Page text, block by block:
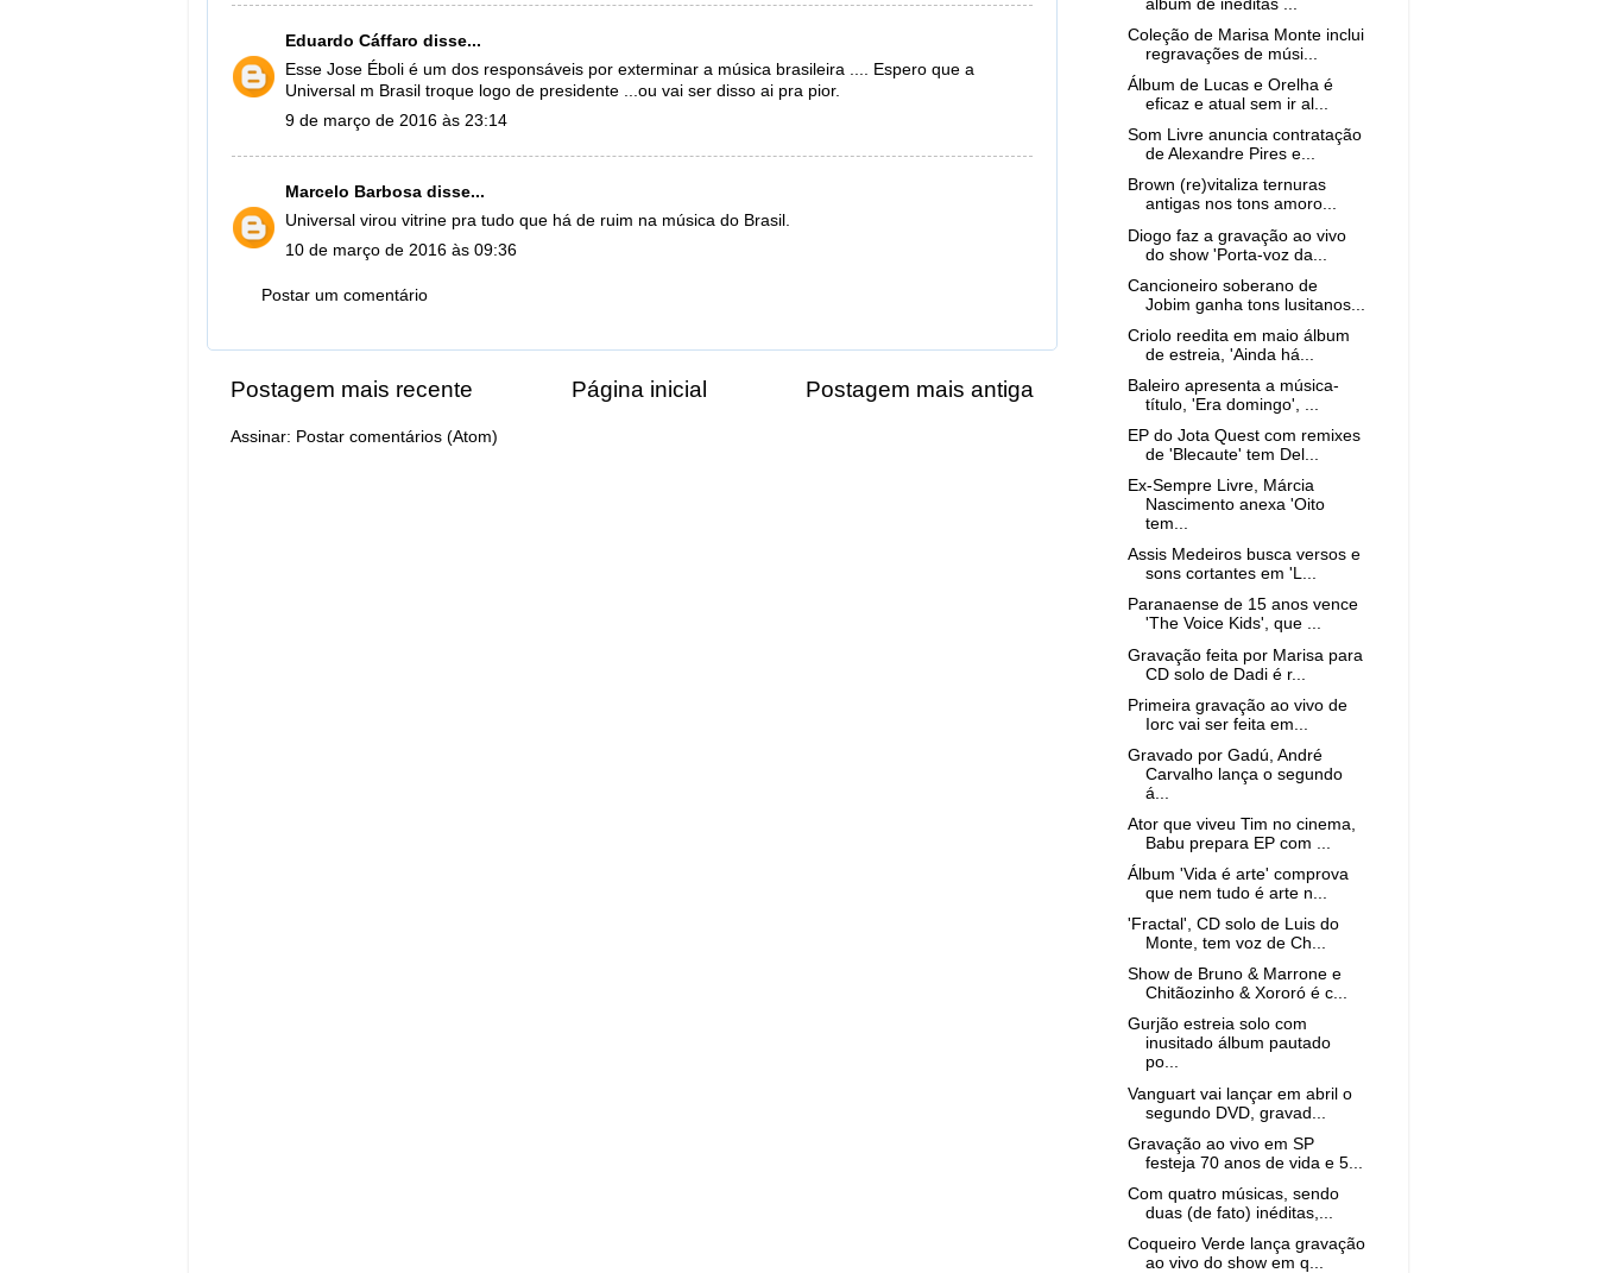
Eduardo Cáffaro disse...
Esse Jose Éboli é um dos responsáveis por exterminar a música brasileira .... Espero que a
Universal m Brasil troque logo de presidente ...ou vai ser disso ai pra pior.
9 de março de 2016 às 23:14
Marcelo Barbosa disse...
Universal virou vitrine pra tudo que há de ruim na música do Brasil.
10 de março de 2016 às 09:36
Postar um comentário
Postagem mais recente Postagem mais antiga
Página inicial
Assinar: Postar comentários (Atom)
álbum de inéditas ...
Coleção de Marisa Monte inclui
regravações de músi...
Álbum de Lucas e Orelha é
eficaz e atual sem ir al...
Som Livre anuncia contratação
de Alexandre Pires e...
Brown (re)vitaliza ternuras
antigas nos tons amoro...
Diogo faz a gravação ao vivo
do show 'Porta-voz da...
Cancioneiro soberano de
Jobim ganha tons lusitanos...
Criolo reedita em maio álbum
de estreia, 'Ainda há...
Baleiro apresenta a música-
título, 'Era domingo', ...
EP do Jota Quest com remixes
de 'Blecaute' tem Del...
Ex-Sempre Livre, Márcia
Nascimento anexa 'Oito
tem...
Assis Medeiros busca versos e
sons cortantes em 'L...
Paranaense de 15 anos vence
'The Voice Kids', que ...
Gravação feita por Marisa para
CD solo de Dadi é r...
Primeira gravação ao vivo de
Iorc vai ser feita em...
Gravado por Gadú, André
Carvalho lança o segundo
á...
Ator que viveu Tim no cinema,
Babu prepara EP com ...
Álbum 'Vida é arte' comprova
que nem tudo é arte n...
'Fractal', CD solo de Luis do
Monte, tem voz de Ch...
Show de Bruno & Marrone e
Chitãozinho & Xororó é c...
Gurjão estreia solo com
inusitado álbum pautado
po...
Vanguart vai lançar em abril o
segundo DVD, gravad...
Gravação ao vivo em SP
festeja 70 anos de vida e 5...
Com quatro músicas, sendo
duas (de fato) inéditas,...
Coqueiro Verde lança gravação
ao vivo do show em q...